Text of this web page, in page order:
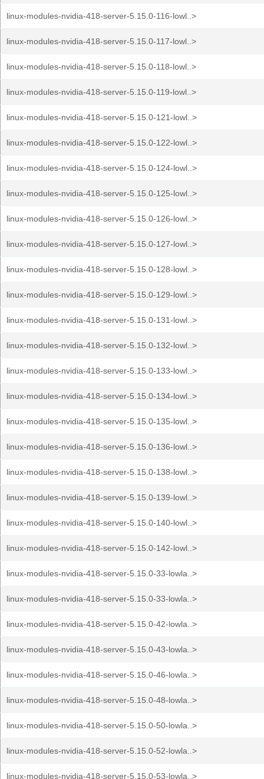
linux-modules-nvidia-418-server-5.15.0-116-lowl..>
linux-modules-nvidia-418-server-5.15.0-117-lowl..>
linux-modules-nvidia-418-server-5.15.0-118-lowl..>
linux-modules-nvidia-418-server-5.15.0-119-lowl..>
linux-modules-nvidia-418-server-5.15.0-121-lowl..>
linux-modules-nvidia-418-server-5.15.0-122-lowl..>
linux-modules-nvidia-418-server-5.15.0-124-lowl..>
linux-modules-nvidia-418-server-5.15.0-125-lowl..>
linux-modules-nvidia-418-server-5.15.0-126-lowl..>
linux-modules-nvidia-418-server-5.15.0-127-lowl..>
linux-modules-nvidia-418-server-5.15.0-128-lowl..>
linux-modules-nvidia-418-server-5.15.0-129-lowl..>
linux-modules-nvidia-418-server-5.15.0-131-lowl..>
linux-modules-nvidia-418-server-5.15.0-132-lowl..>
linux-modules-nvidia-418-server-5.15.0-133-lowl..>
linux-modules-nvidia-418-server-5.15.0-134-lowl..>
linux-modules-nvidia-418-server-5.15.0-135-lowl..>
linux-modules-nvidia-418-server-5.15.0-136-lowl..>
linux-modules-nvidia-418-server-5.15.0-138-lowl..>
linux-modules-nvidia-418-server-5.15.0-139-lowl..>
linux-modules-nvidia-418-server-5.15.0-140-lowl..>
linux-modules-nvidia-418-server-5.15.0-142-lowl..>
linux-modules-nvidia-418-server-5.15.0-33-lowla..>
linux-modules-nvidia-418-server-5.15.0-33-lowla..>
linux-modules-nvidia-418-server-5.15.0-42-lowla..>
linux-modules-nvidia-418-server-5.15.0-43-lowla..>
linux-modules-nvidia-418-server-5.15.0-46-lowla..>
linux-modules-nvidia-418-server-5.15.0-48-lowla..>
linux-modules-nvidia-418-server-5.15.0-50-lowla..>
linux-modules-nvidia-418-server-5.15.0-52-lowla..>
linux-modules-nvidia-418-server-5.15.0-53-lowla..>